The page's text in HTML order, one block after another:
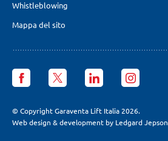
Whistleblowing
Mappa del sito
Garaventa
Lift
page
Garaventa
Lift
page
Garaventa
Lift
page
Garaventa
Lift
page
© Copyright Garaventa Lift Italia 2026.
Web design & development by Ledgard Jepson